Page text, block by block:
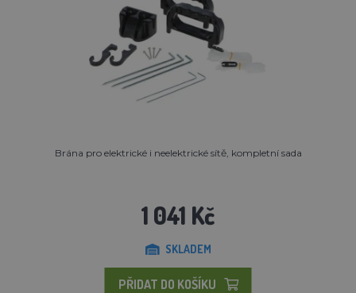
Brána pro elektrické i neelektrické sítě, kompletní sada
1 041 Kč
SKLADEM
PŘIDAT DO KOŠÍKU